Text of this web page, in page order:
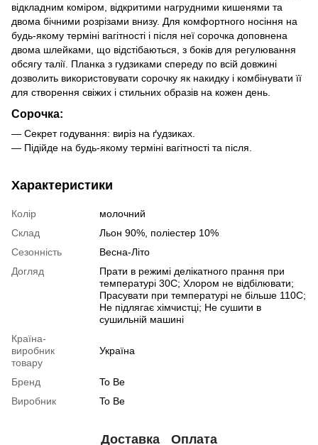
відкладним коміром, відкритими нагрудними кишенями та
двома бічними розрізами внизу. Для комфортного носіння на
будь-якому терміні вагітності і після неї сорочка доповнена
двома шлейками, що відстібаються, з боків для регулювання
обсягу талії. Планка з гудзиками спереду по всій довжині
дозволить використовувати сорочку як накидку і комбінувати її
для створення свіжих і стильних образів на кожен день.
Сорочка:
— Секрет годування: виріз на ґудзиках.
— Підійде на будь-якому терміні вагітності та після.
Характеристики
Колір
молочний
Склад
Льон 90%, поліестер 10%
Сезонність
Весна-Літо
Догляд
Прати в режимі делікатного прання при
температурі 30С; Хлором не відбілювати;
Прасувати при температурі не більше 110С;
Не підлягає хімчистці; Не сушити в
сушильній машині
Країна-
виробник
товару
Україна
Бренд
To Be
Виробник
To Be
Доставка Оплата